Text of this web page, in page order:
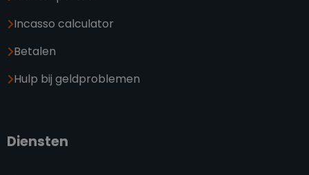
Incasso calculator
Betalen
Hulp bij geldproblemen
Diensten